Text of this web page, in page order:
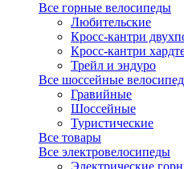
Все горные велосипеды
Любительские
Кросс-кантри
Кросс-кантри
Трейл и эндуро
Все шоссейные
Гравийные
Шоссейные
Туристические
Все товары
Все электровелосипеды